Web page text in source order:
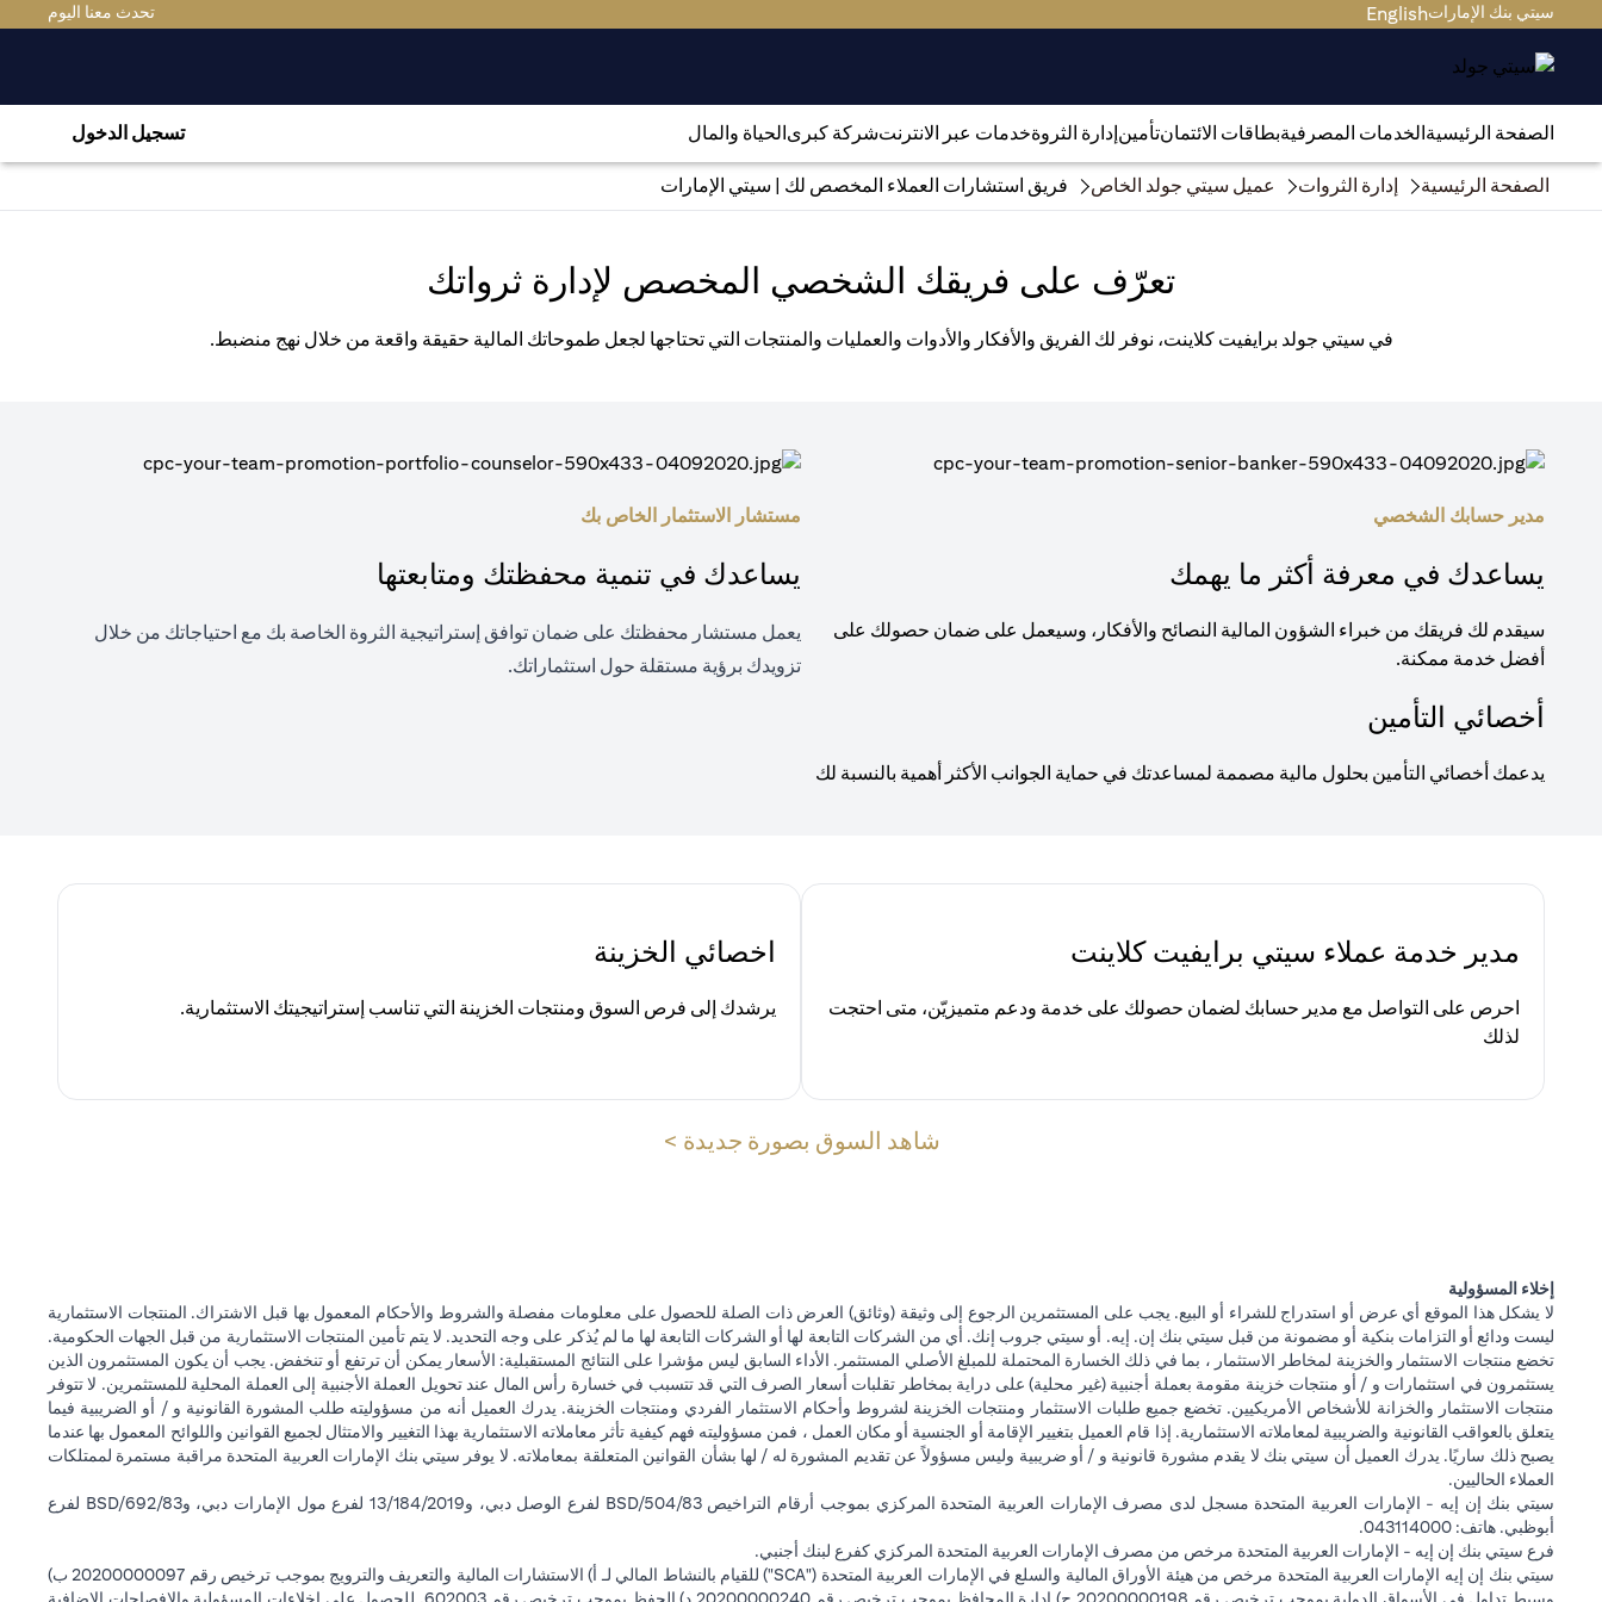
سيتي بنك الإماراتEnglish تحدث معنا اليوم
الصفحة الرئيسيةالخدمات المصرفيةبطاقات الائتمانتأمينإدارة الثروةخدمات عبر الانترنتشركة كبرىالحياة والمال تسجيل الدخول
الصفحة الرئيسية إدارة الثروات عميل سيتي جولد الخاص فريق استشارات العملاء المخصص لك | سيتي الإمارات
تعرّف على فريقك الشخصي المخصص لإدارة ثرواتك
في سيتي جولد برايفيت كلاينت، نوفر لك الفريق والأفكار والأدوات والعمليات والمنتجات التي تحتاجها لجعل طموحاتك المالية حقيقة واقعة من خلال نهج منضبط.
مدير حسابك الشخصي
يساعدك في معرفة أكثر ما يهمك
سيقدم لك فريقك من خبراء الشؤون المالية النصائح والأفكار، وسيعمل على ضمان حصولك على
أفضل خدمة ممكنة.
أخصائي التأمين
يدعمك أخصائي التأمين بحلول مالية مصممة لمساعدتك في حماية الجوانب الأكثر أهمية بالنسبة لك
مستشار الاستثمار الخاص بك
يساعدك في تنمية محفظتك ومتابعتها
يعمل مستشار محفظتك على ضمان توافق إستراتيجية الثروة الخاصة بك مع احتياجاتك من خلال
تزويدك برؤية مستقلة حول استثماراتك.
مدير خدمة عملاء سيتي برايفيت كلاينت
احرص على التواصل مع مدير حسابك لضمان حصولك على خدمة ودعم متميزيّن، متى احتجت
لذلك
اخصائي الخزينة
يرشدك إلى فرص السوق ومنتجات الخزينة التي تناسب إستراتيجيتك الاستثمارية.
شاهد السوق بصورة جديدة >
إخلاء المسؤولية
لا يشكل هذا الموقع أي عرض أو استدراج للشراء أو البيع. يجب على المستثمرين الرجوع إلى وثيقة (وثائق) العرض ذات الصلة للحصول على معلومات مفصلة والشروط والأحكام المعمول بها قبل الاشتراك. المنتجات الاستثمارية
ليست ودائع أو التزامات بنكية أو مضمونة من قبل سيتي بنك إن. إيه. أو سيتي جروب إنك. أي من الشركات التابعة لها أو الشركات التابعة لها ما لم يُذكر على وجه التحديد. لا يتم تأمين المنتجات الاستثمارية من قبل الجهات الحكومية.
تخضع منتجات الاستثمار والخزينة لمخاطر الاستثمار ، بما في ذلك الخسارة المحتملة للمبلغ الأصلي المستثمر. الأداء السابق ليس مؤشرا على النتائج المستقبلية: الأسعار يمكن أن ترتفع أو تنخفض. يجب أن يكون المستثمرون الذين
يستثمرون في استثمارات و / أو منتجات خزينة مقومة بعملة أجنبية (غير محلية) على دراية بمخاطر تقلبات أسعار الصرف التي قد تتسبب في خسارة رأس المال عند تحويل العملة الأجنبية إلى العملة المحلية للمستثمرين. لا تتوفر
منتجات الاستثمار والخزانة للأشخاص الأمريكيين. تخضع جميع طلبات الاستثمار ومنتجات الخزينة لشروط وأحكام الاستثمار الفردي ومنتجات الخزينة. يدرك العميل أنه من مسؤوليته طلب المشورة القانونية و / أو الضريبية فيما
يتعلق بالعواقب القانونية والضريبية لمعاملاته الاستثمارية. إذا قام العميل بتغيير الإقامة أو الجنسية أو مكان العمل ، فمن مسؤوليته فهم كيفية تأثر معاملاته الاستثمارية بهذا التغيير والامتثال لجميع القوانين واللوائح المعمول بها عندما
يصبح ذلك ساريًا. يدرك العميل أن سيتي بنك لا يقدم مشورة قانونية و / أو ضريبية وليس مسؤولاً عن تقديم المشورة له / لها بشأن القوانين المتعلقة بمعاملاته. لا يوفر سيتي بنك الإمارات العربية المتحدة مراقبة مستمرة لممتلكات
العملاء الحاليين.
سيتي بنك إن إيه - الإمارات العربية المتحدة مسجل لدى مصرف الإمارات العربية المتحدة المركزي بموجب أرقام التراخيص BSD/504/83 لفرع الوصل دبي، و13/184/2019 لفرع مول الإمارات دبي، وBSD/692/83 لفرع
أبوظبي. هاتف: 043114000.
فرع سيتي بنك إن إيه - الإمارات العربية المتحدة مرخص من مصرف الإمارات العربية المتحدة المركزي كفرع لبنك أجنبي.
سيتي بنك إن إيه الإمارات العربية المتحدة مرخص من هيئة الأوراق المالية والسلع في الإمارات العربية المتحدة ("SCA") للقيام بالنشاط المالي لـ أ) الاستشارات المالية والتعريف والترويج بموجب ترخيص رقم 20200000097 ب)